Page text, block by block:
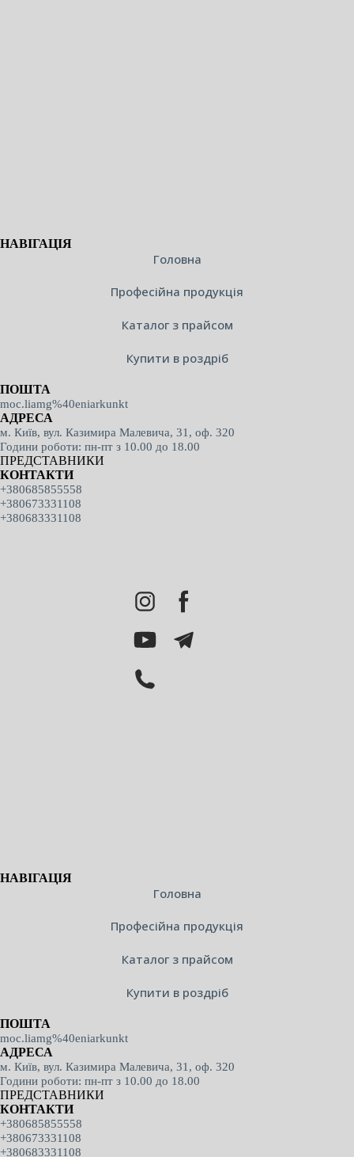
НАВІГАЦІЯ
Головна
Професійна продукція
Каталог з прайсом
Купити в роздріб
ПОШТА
moc.liamg%40eniarkunkt
АДРЕСА
м. Київ, вул. Казимира Малевича, 31, оф. 320
Години роботи: пн-пт з 10.00 до 18.00
ПРЕДСТАВНИКИ
КОНТАКТИ
+380685855558
+380673331108
+380683331108
НАВІГАЦІЯ
Головна
Професійна продукція
Каталог з прайсом
Купити в роздріб
ПОШТА
moc.liamg%40eniarkunkt
АДРЕСА
м. Київ, вул. Казимира Малевича, 31, оф. 320
Години роботи: пн-пт з 10.00 до 18.00
ПРЕДСТАВНИКИ
КОНТАКТИ
+380685855558
+380673331108
+380683331108